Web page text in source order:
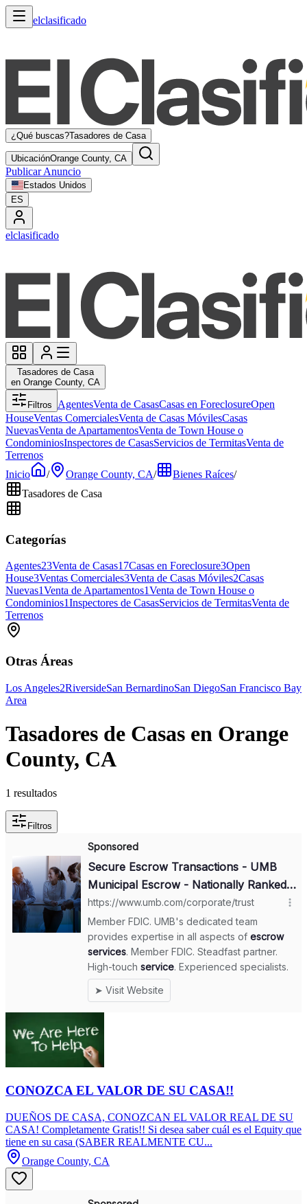
elclasificado
¿Qué buscas?Tasadores de Casa
UbicaciónOrange County, CA
Publicar Anuncio
Estados Unidos
ES
elclasificado
Tasadores de Casa
en Orange County, CA
Filtros AgentesVenta de CasasCasas en ForeclosureOpen
HouseVentas ComercialesVenta de Casas MóvilesCasas
NuevasVenta de ApartamentosVenta de Town House o
CondominiosInspectores de CasasServicios de TermitasVenta de
Terrenos
Inicio
/ Orange County, CA/ Bienes Raíces/
Tasadores de Casa
Categorías
Agentes23Venta de Casas17Casas en Foreclosure3Open
House3Ventas Comerciales3Venta de Casas Móviles2Casas
Nuevas1Venta de Apartamentos1Venta de Town House o
Condominios1Inspectores de CasasServicios de TermitasVenta de
Terrenos
Otras Áreas
Los Angeles2RiversideSan BernardinoSan DiegoSan Francisco Bay
Area
Tasadores de Casas en Orange
County, CA
1 resultados
Filtros
CONOZCA EL VALOR DE SU CASA!!
DUEÑOS DE CASA, CONOZCAN EL VALOR REAL DE SU
CASA! Completamente Gratis!! Si desea saber cuál es el Equity que
tiene en su casa (SABER REALMENTE CU...
Orange County, CA